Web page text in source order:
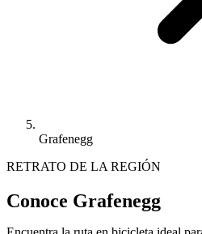
Grafenegg
RETRATO DE LA REGIÓN
Conoce Grafenegg